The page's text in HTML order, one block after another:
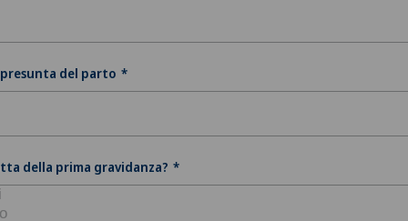
del parto
della prima gravidanza?